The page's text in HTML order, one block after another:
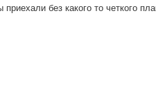
без какого то четкого